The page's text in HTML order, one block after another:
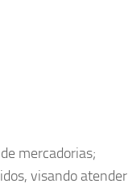
mercadorias;
visando atender